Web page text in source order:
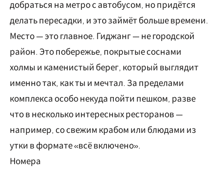
добраться на метро с автобусом, но придётся
делать пересадки, и это займёт больше времени.
Место — это главное. Гиджанг — не городской
район. Это побережье, покрытые соснами
холмы и каменистый берег, который выглядит
именно так, как ты и мечтал. За пределами
комплекса особо некуда пойти пешком, разве
что в несколько интересных ресторанов —
например, со свежим крабом или блюдами из
утки в формате «всё включено».
Номера